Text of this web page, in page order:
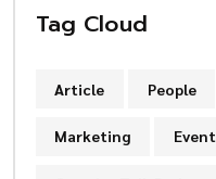
Tag Cloud
Article People
Marketing Event